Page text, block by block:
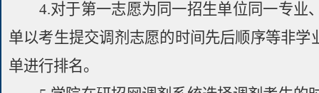
4.对于第一志愿为同一招生单位同一专业
单以考生提交调剂志愿的时间先后顺序等非
单进行排名。